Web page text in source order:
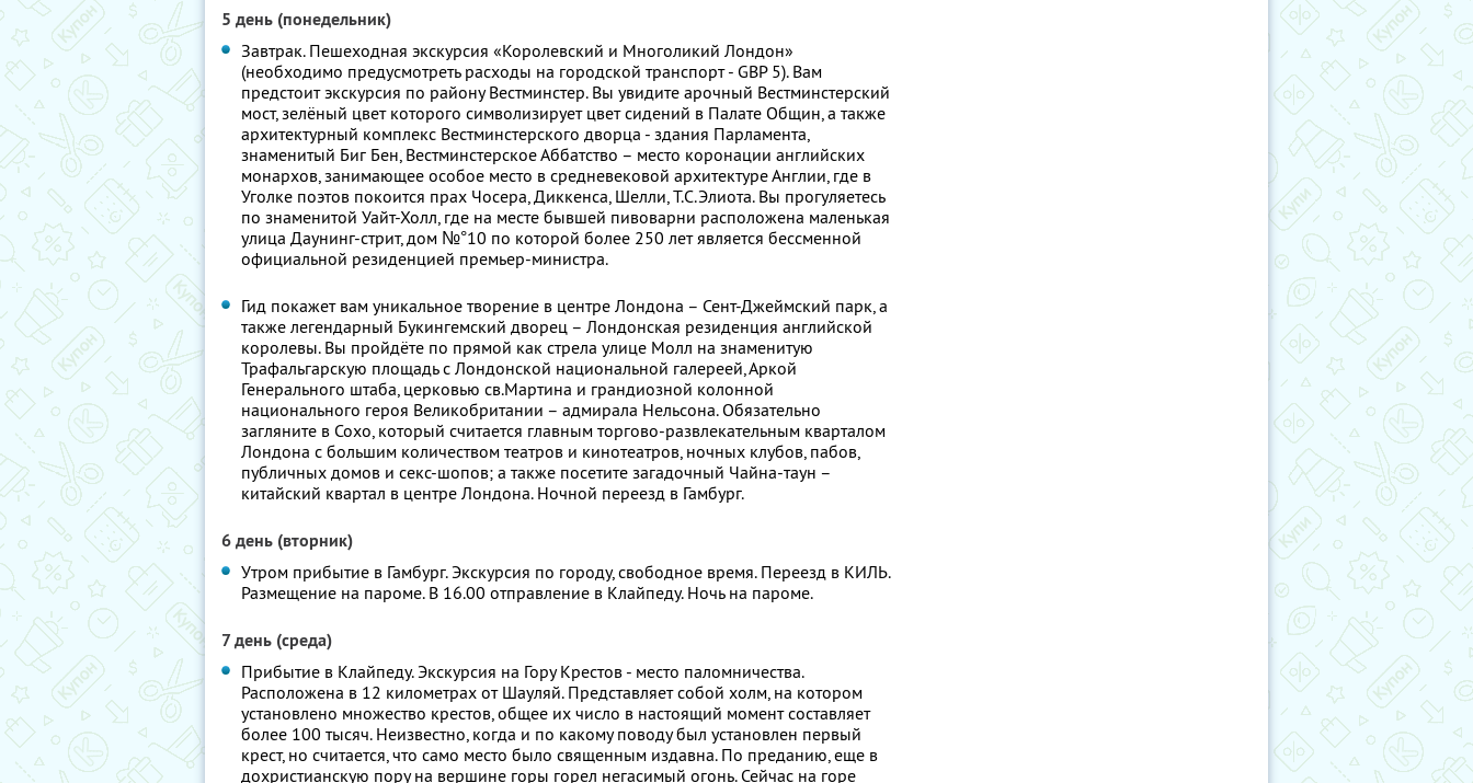
5 день (понедельник)
Завтрак. Пешеходная экскурсия «Королевский и Многоликий Лондон»
(необходимо предусмотреть расходы на городской транспорт - GBP 5). Вам
предстоит экскурсия по району Вестминстер. Вы увидите арочный Вестминстерский
мост, зелёный цвет которого символизирует цвет сидений в Палате Общин, а также
архитектурный комплекс Вестминстерского дворца - здания Парламента,
знаменитый Биг Бен, Вестминстерское Аббатство – место коронации английских
монархов, занимающее особое место в средневековой архитектуре Англии, где в
Уголке поэтов покоится прах Чосера, Диккенса, Шелли, Т.С.Элиота. Вы прогуляетесь
по знаменитой Уайт-Холл, где на месте бывшей пивоварни расположена маленькая
улица Даунинг-стрит, дом №°10 по которой более 250 лет является бессменной
официальной резиденцией премьер-министра.
Гид покажет вам уникальное творение в центре Лондона – Сент-Джеймский парк, а
также легендарный Букингемский дворец – Лондонская резиденция английской
королевы. Вы пройдёте по прямой как стрела улице Молл на знаменитую
Трафальгарскую площадь с Лондонской национальной галереей, Аркой
Генерального штаба, церковью св.Мартина и грандиозной колонной
национального героя Великобритании – адмирала Нельсона. Обязательно
загляните в Сохо, который считается главным торгово-развлекательным кварталом
Лондона с большим количеством театров и кинотеатров, ночных клубов, пабов,
публичных домов и секс-шопов; а также посетите загадочный Чайна-таун –
китайский квартал в центре Лондона. Ночной переезд в Гамбург.
6 день (вторник)
Утром прибытие в Гамбург. Экскурсия по городу, свободное время. Переезд в КИЛЬ.
Размещение на пароме. В 16.00 отправление в Клайпеду. Ночь на пароме.
7 день (среда)
Прибытие в Клайпеду. Экскурсия на Гору Крестов - место паломничества.
Расположена в 12 километрах от Шауляй. Представляет собой холм, на котором
установлено множество крестов, общее их число в настоящий момент составляет
более 100 тысяч. Неизвестно, когда и по какому поводу был установлен первый
крест, но считается, что само место было священным издавна. По преданию, еще в
дохристианскую пору на вершине горы горел негасимый огонь. Сейчас на горе